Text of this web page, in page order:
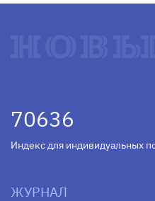
70636
Индекс для индивидуальных
ЖУРНАЛ